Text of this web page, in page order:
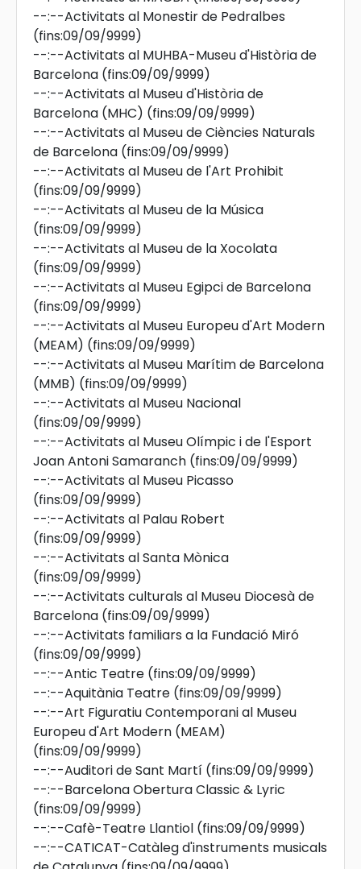
--:--Activitats al Monestir de Pedralbes
(fins:09/09/9999)
--:--Activitats al MUHBA-Museu d'Història de
Barcelona (fins:09/09/9999)
--:--Activitats al Museu d'Història de
Barcelona (MHC) (fins:09/09/9999)
--:--Activitats al Museu de Ciències Naturals
de Barcelona (fins:09/09/9999)
--:--Activitats al Museu de l'Art Prohibit
(fins:09/09/9999)
--:--Activitats al Museu de la Música
(fins:09/09/9999)
--:--Activitats al Museu de la Xocolata
(fins:09/09/9999)
--:--Activitats al Museu Egipci de Barcelona
(fins:09/09/9999)
--:--Activitats al Museu Europeu d'Art Modern
(MEAM) (fins:09/09/9999)
--:--Activitats al Museu Marítim de Barcelona
(MMB) (fins:09/09/9999)
--:--Activitats al Museu Nacional
(fins:09/09/9999)
--:--Activitats al Museu Olímpic i de l'Esport
Joan Antoni Samaranch (fins:09/09/9999)
--:--Activitats al Museu Picasso
(fins:09/09/9999)
--:--Activitats al Palau Robert
(fins:09/09/9999)
--:--Activitats al Santa Mònica
(fins:09/09/9999)
--:--Activitats culturals al Museu Diocesà de
Barcelona (fins:09/09/9999)
--:--Activitats familiars a la Fundació Miró
(fins:09/09/9999)
--:--Antic Teatre (fins:09/09/9999)
--:--Aquitània Teatre (fins:09/09/9999)
--:--Art Figuratiu Contemporani al Museu
Europeu d'Art Modern (MEAM)
(fins:09/09/9999)
--:--Auditori de Sant Martí (fins:09/09/9999)
--:--Barcelona Obertura Classic & Lyric
(fins:09/09/9999)
--:--Cafè-Teatre Llantiol (fins:09/09/9999)
--:--CATICAT-Catàleg d'instruments musicals